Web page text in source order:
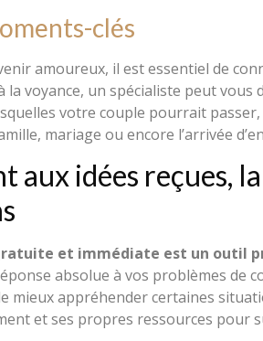
clés
amoureux, il est essentiel de
la voyance, un spécialiste peut
votre couple pourrait
mariage ou encore l’arrivée
aux idées reçues,
et immédiate est un outil
absolue à vos problèmes de
mieux appréhender certaines
et ses propres ressources pour